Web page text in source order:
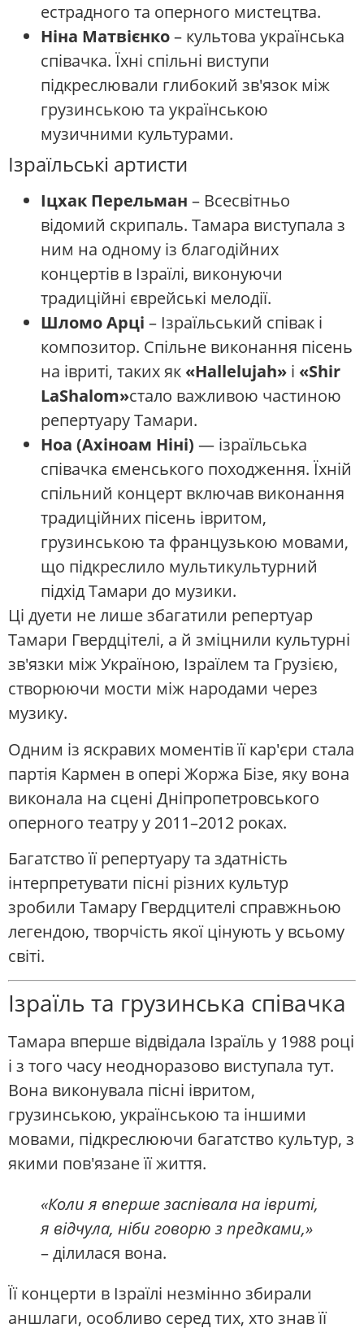
естрадного та оперного мистецтва.
Ніна Матвієнко– культова українська
співачка. Їхні спільні виступи
підкреслювали глибокий зв'язок між
грузинською та українською
музичними культурами.
Ізраїльські артисти
Іцхак Перельман – Всесвітньо
відомий скрипаль. Тамара виступала з
ним на одному із благодійних
концертів в Ізраїлі, виконуючи
традиційні єврейські мелодії.
Шломо Арці – Ізраїльський співак і
композитор. Спільне виконання пісень
на івриті, таких як «Hallelujah» і «Shir
LaShalom»стало важливою частиною
репертуару Тамари.
Ноа (Ахіноам Ніні) — ізраїльська
співачка єменського походження. Їхній
спільний концерт включав виконання
традиційних пісень івритом,
грузинською та французькою мовами,
що підкреслило мультикультурний
підхід Тамари до музики.
Ці дуети не лише збагатили репертуар
Тамари Гвердцітелі, а й зміцнили культурні
зв'язки між Україною, Ізраїлем та Грузією,
створюючи мости між народами через
музику.
Одним із яскравих моментів її кар'єри стала
партія Кармен в опері Жоржа Бізе, яку вона
виконала на сцені Дніпропетровського
оперного театру у 2011–2012 роках.
Багатство її репертуару та здатність
інтерпретувати пісні різних культур
зробили Тамару Гвердцителі справжньою
легендою, творчість якої цінують у всьому
світі.
Ізраїль та грузинська співачка
Тамара вперше відвідала Ізраїль у 1988 році
і з того часу неодноразово виступала тут.
Вона виконувала пісні івритом,
грузинською, українською та іншими
мовами, підкреслюючи багатство культур, з
якими пов'язане її життя.
«Коли я вперше заспівала на івриті,
я відчула, ніби говорю з предками,»
– ділилася вона.
Її концерти в Ізраїлі незмінно збирали
аншлаги, особливо серед тих, хто знав її